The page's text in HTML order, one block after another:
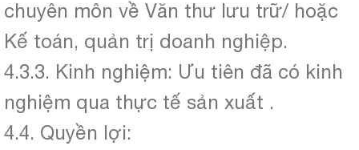
chuyên môn về Văn thư lưu trữ/ hoặc
Kế toán, quản trị doanh nghiệp.
4.3.3. Kinh nghiệm: Ưu tiên đã có kinh
nghiệm qua thực tế sản xuất .
4.4. Quyền lợi: